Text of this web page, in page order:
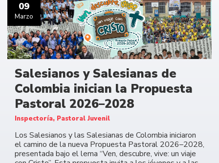
09
Marzo
Salesianos y Salesianas de
Colombia inician la Propuesta
Pastoral 2026–2028
Inspectoría, Pastoral Juvenil
Los Salesianos y las Salesianas de Colombia iniciaron
el camino de la nueva Propuesta Pastoral 2026–2028,
presentada bajo el lema “Ven, descubre, vive: un viaje